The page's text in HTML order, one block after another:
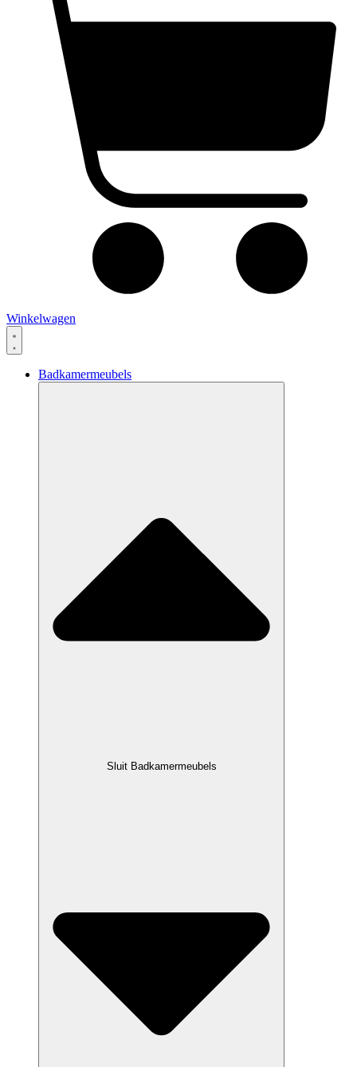
Winkelwagen
Badkamermeubels
Sluit Badkamermeubels